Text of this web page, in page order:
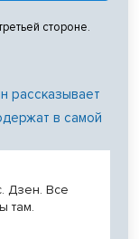
стороне.
рассказывает
в самой
Дзен. Все
там.